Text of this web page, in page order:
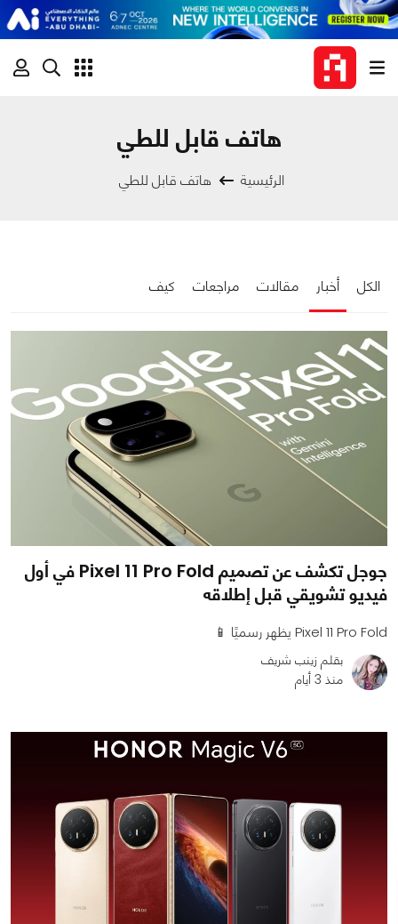
هاتف قابل للطي
الرئيسية هاتف قابل للطي
الكل أخبار مقالات مراجعات كيف
630
0
جوجل تكشف عن تصميم Pixel 11 Pro Fold في أول
فيديو تشويقي قبل إطلاقه
Pixel 11 Pro Fold يظهر رسميًا 📱
بقلم زينب شريف
منذ 3 أيام